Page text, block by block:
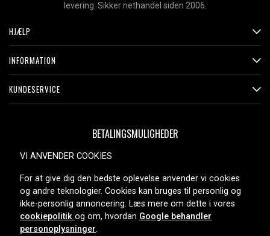
levering. Sikker nethandel siden 2006.
HJÆLP
INFORMATION
KUNDESERVICE
BETALINGSMULIGHEDER
LEVERINGSMULIGHEDER
VI ANVENDER COOKIES
For at give dig den bedste oplevelse anvender vi cookies
og andre teknologier. Cookies kan bruges til personlig og
ikke-personlig annoncering. Læs mere om dette i vores
cookiepolitik og om, hvordan Google behandler
personoplysninger.